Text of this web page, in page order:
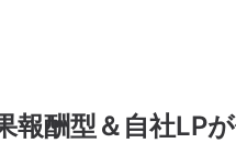
報酬型＆自社LP